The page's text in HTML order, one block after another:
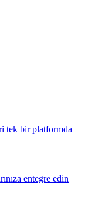
tek bir platformda
entegre edin